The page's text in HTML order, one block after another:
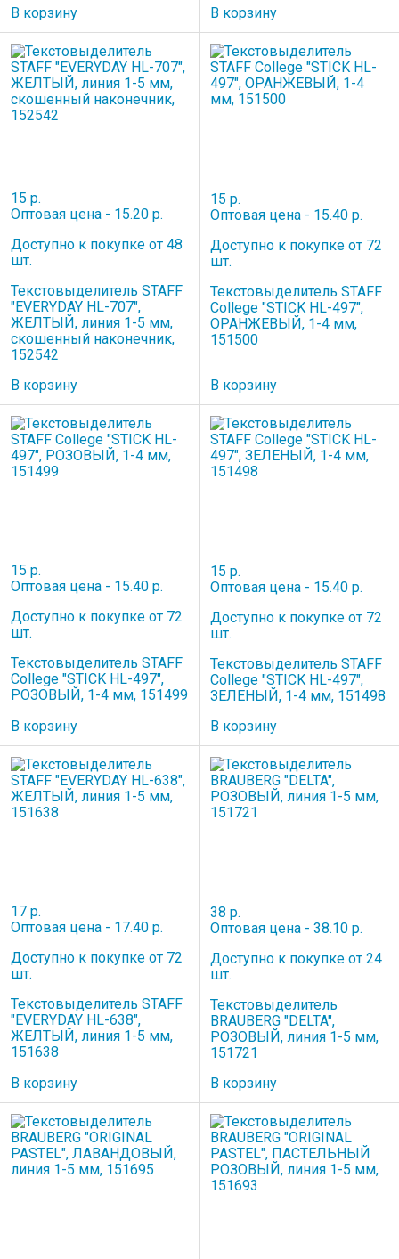
В корзину В корзину
15 р.
Оптовая цена - 15.20 р.
Доступно к покупке от 48
шт.
Текстовыделитель STAFF
"EVERYDAY HL-707",
ЖЕЛТЫЙ, линия 1-5 мм,
скошенный наконечник,
152542
В корзину
15 р.
Оптовая цена - 15.40 р.
Доступно к покупке от 72
шт.
Текстовыделитель STAFF
College "STICK HL-497",
ОРАНЖЕВЫЙ, 1-4 мм,
151500
В корзину
15 р.
Оптовая цена - 15.40 р.
Доступно к покупке от 72
шт.
Текстовыделитель STAFF
College "STICK HL-497",
РОЗОВЫЙ, 1-4 мм, 151499
В корзину
15 р.
Оптовая цена - 15.40 р.
Доступно к покупке от 72
шт.
Текстовыделитель STAFF
College "STICK HL-497",
ЗЕЛЕНЫЙ, 1-4 мм, 151498
В корзину
17 р.
Оптовая цена - 17.40 р.
Доступно к покупке от 72
шт.
Текстовыделитель STAFF
"EVERYDAY HL-638",
ЖЕЛТЫЙ, линия 1-5 мм,
151638
В корзину
38 р.
Оптовая цена - 38.10 р.
Доступно к покупке от 24
шт.
Текстовыделитель
BRAUBERG "DELTA",
РОЗОВЫЙ, линия 1-5 мм,
151721
В корзину